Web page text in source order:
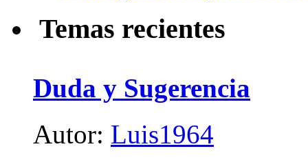
Temas recientes
Duda y Sugerencia
Autor: Luis1964